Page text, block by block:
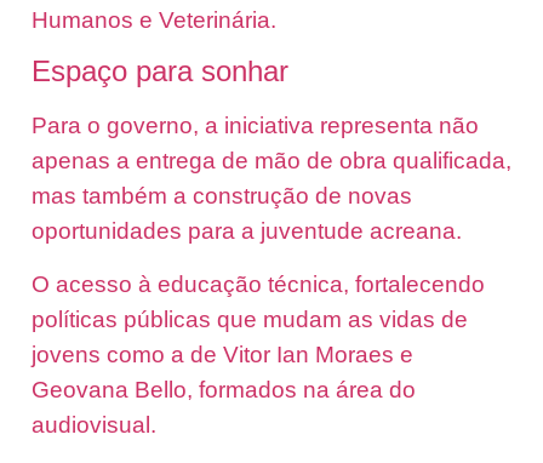
Humanos e Veterinária.
Espaço para sonhar
Para o governo, a iniciativa representa não
apenas a entrega de mão de obra qualificada,
mas também a construção de novas
oportunidades para a juventude acreana.
O acesso à educação técnica, fortalecendo
políticas públicas que mudam as vidas de
jovens como a de Vitor Ian Moraes e
Geovana Bello, formados na área do
audiovisual.